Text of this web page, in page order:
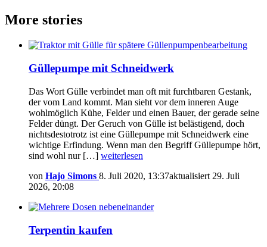
More stories
Güllepumpe mit Schneidwerk
Das Wort Gülle verbindet man oft mit furchtbaren Gestank,
der vom Land kommt. Man sieht vor dem inneren Auge
wohlmöglich Kühe, Felder und einen Bauer, der gerade seine
Felder düngt. Der Geruch von Gülle ist belästigend, doch
nichtsdestotrotz ist eine Güllepumpe mit Schneidwerk eine
wichtige Erfindung. Wenn man den Begriff Güllepumpe hört,
sind wohl nur […] weiterlesen
von Hajo Simons 8. Juli 2020, 13:37aktualisiert 29. Juli
2026, 20:08
Terpentin kaufen